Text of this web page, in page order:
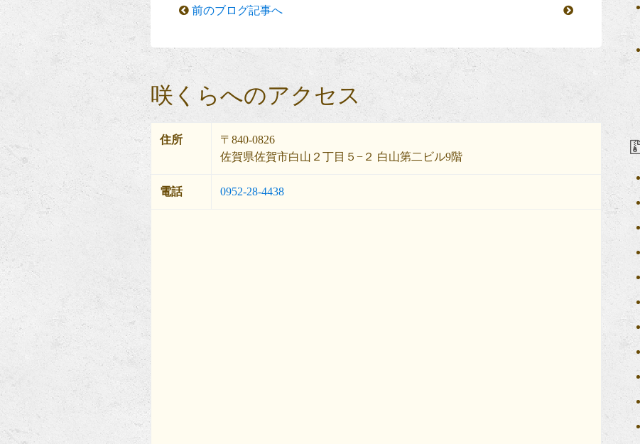
前のブログ記事へ
咲くらへのアクセス
住所
〒840-0826
佐賀県佐賀市白山２丁目５−２ 白山第二ビル9階
電話 0952-28-4438